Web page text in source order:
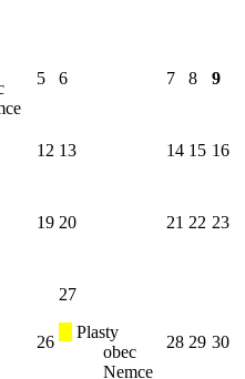
5 6 7 8 9
12 13 14 15 16
19 20 21 22 23
26
27
Plasty
obec
Nemce
28 29 30